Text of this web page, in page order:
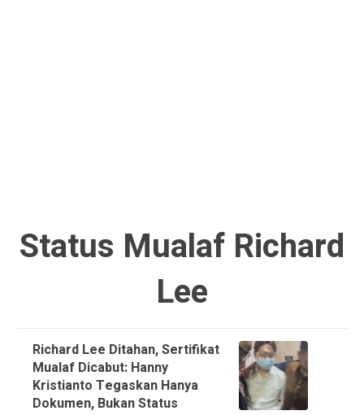
Status Mualaf Richard
Lee
Richard Lee Ditahan, Sertifikat
Mualaf Dicabut: Hanny
Kristianto Tegaskan Hanya
Dokumen, Bukan Status